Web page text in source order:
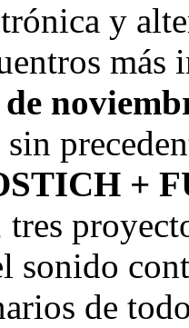
y
más
de
+
tres
sonido
de